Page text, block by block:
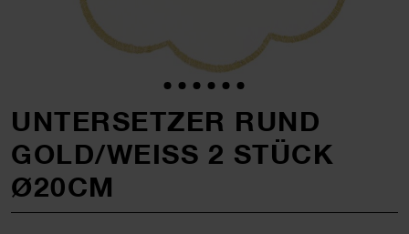
UNTERSETZER RUND
GOLD/WEISS 2 STÜCK
Ø20CM